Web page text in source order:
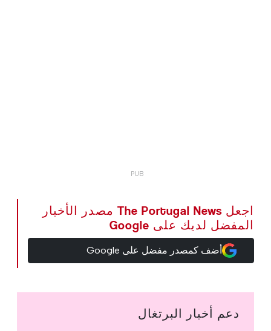
اجعل The Portugal News مصدر الأخبار
المفضل لديك على Google
أضف كمصدر مفضل على Google
دعم أخبار البرتغال